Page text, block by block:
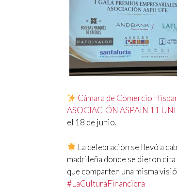
Cámara de Comercio
ASOCIACIÓN ASPAIN 11
el 18 de junio.
La celebración se llevó a
madrileña donde se dieron
que comparten una misma
#LaCulturaFinanciera